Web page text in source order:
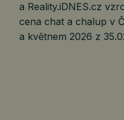
a Reality.iDNES.cz
cena chat a chalup v
a květnem 2026 z